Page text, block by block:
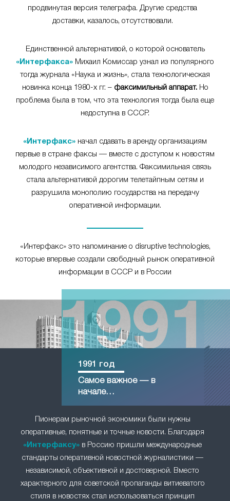
продвинутая версия телеграфа. Другие средства
доставки, казалось, отсутствовали.
Единственной альтернативой, о которой основатель
«Интерфакса» Михаил Комиссар узнал из популярного
тогда журнала «Наука и жизнь», стала технологическая
новинка конца 1980-х гг. – факсимильный аппарат.Но
проблема была в том, что эта технология тогда была еще
недоступна в СССР.
«Интерфакс» начал сдавать в аренду организациям
первые в стране факсы — вместе с доступом к новостям
молодого независимого агентства. Факсимильная связь
стала альтернативой дорогим телетайпным сетям и
разрушила монополию государства на передачу
оперативной информации.
«Интерфакс» это напоминание о disruptive technologies,
которые впервые создали свободный рынок оперативной
информации в СССР и в России
Пионерам рыночной экономики были нужны
оперативные, понятные и точные новости. Благодаря
«Интерфаксу» в Россию пришли международные
стандарты оперативной новостной журналистики —
независимой, объективной и достоверной. Вместо
характерного для советской пропаганды витиеватого
стиля в новостях стал использоваться принцип
1991 год
Самое важное — в
начале…